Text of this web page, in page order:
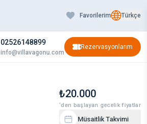
Favorilerim Türkçe
02526148899
info@villavagonu.com
Rezervasyonlarım
₺20.000
‘den başlayan gecelik fiyatlar
Müsaitlik Takvimi